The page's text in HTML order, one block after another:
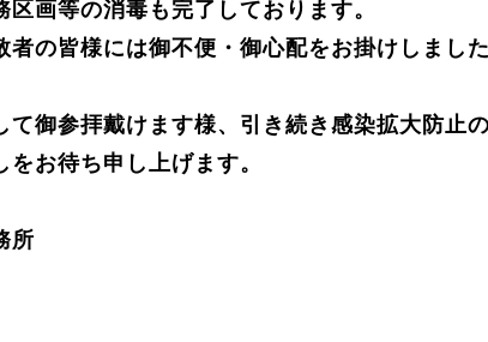
区画等の消毒も完了しております。
者の皆様には御不便・御心配をお掛けしまし
て御参拝戴けます様、引き続き感染拡大防止
をお待ち申し上げます。
所